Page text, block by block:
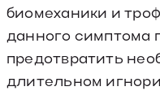
биомеханики и
данного симптома
предотвратить
длительном